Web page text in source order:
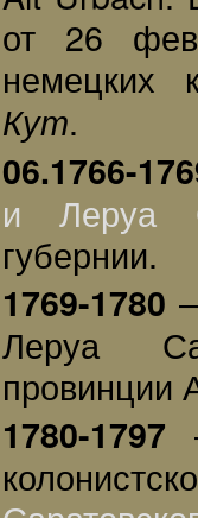
от 26
немецких
Кут.
06.1766-
и Леруа
губернии.
1769-1780
Леруа
провинции
1780-1797